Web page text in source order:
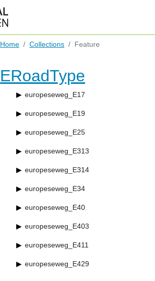
Home Collections Feature
ERoadType
europeseweg_E17
europeseweg_E19
europeseweg_E25
europeseweg_E313
europeseweg_E314
europeseweg_E34
europeseweg_E40
europeseweg_E403
europeseweg_E411
europeseweg_E429